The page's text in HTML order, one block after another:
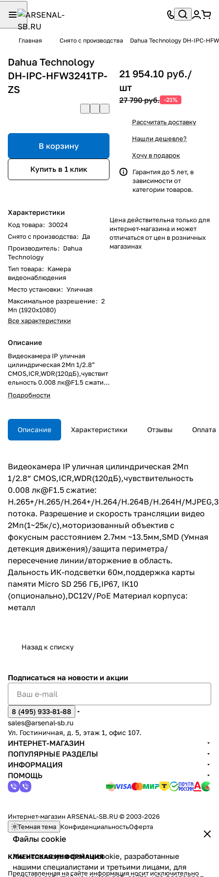
Главная Снято с производства Dahua Technology DH-IPC-
Dahua Technology
DH-IPC-HFW3241TP-
ZS
В корзину
Купить в 1 клик
Характеристики
Код товара: 30024
Снято с производства: Да
Производитель: Dahua
Technology
Тип товара: Камера
видеонаблюдения
Место установки: Уличная
Максимальное разрешение: 2
Мп (1920x1080)
Все характеристики
Описание
Видеокамера IP уличная
цилиндрическая 2Мп 1/2.8”
CMOS,ICR,WDR(120дБ),чувствит
ельность 0.008 лк@F1.5 сжатие:
H.265+/H.265/H.264+/H.264/H.
264B/H.264H/MJPEG,3 потока.
трансляции видео 2Мп(1~25к/
с),моторизованный объектив с
фокусным расстоянием 2.7мм
в область. Дальность ИК-
подсветки 60м,поддержка
карты памяти Micro SD 256
ГБ,IP67, IK10
(опционально),DC12V/PoE
Материал корпуса: металл
Подробности
21 954.10 руб./
шт
27 790 руб. -21%
Рассчитать доставку
Нашли дешевле?
Хочу в подарок
Гарантия до 5 лет, в
зависимости от
категории товаров.
Цена действительна только для
интернет-магазина и может
отличаться от цен в розничных
магазинах
Описание Характеристики Отзывы Оплата
Видеокамера IP уличная цилиндрическая 2Мп
1/2.8” CMOS,ICR,WDR(120дБ),чувствительность
0.008 лк@F1.5 сжатие:
H.265+/H.265/H.264+/H.264/H.264B/H.264H/MJPEG,3
потока. Разрешение и скорость трансляции видео
2Мп(1~25к/с),моторизованный объектив с
фокусным расстоянием 2.7мм ~13.5мм,SMD (Умная
детекция движения)/защита периметра/
пересечение линии/вторжение в область.
Дальность ИК-подсветки 60м,поддержка карты
памяти Micro SD 256 ГБ,IP67, IK10
(опционально),DC12V/PoE Материал корпуса:
металл
Назад к списку
Файлы cookie
Мы используем файлы cookie, разработанные
нашими специалистами и третьими лицами, для
Подписаться на новости и акции
8 (495) 933-81-88
sales@arsenal-sb.ru
Ул. Гостиничная, д. 5, этаж 1, офис 107.
ИНТЕРНЕТ-МАГАЗИН
ПОПУЛЯРНЫЕ РАЗДЕЛЫ
ИНФОРМАЦИЯ
ПОМОЩЬ
Интернет-магазин ARSENAL-SB.RU © 2003-2026
Темная тема КонфиденциальностьОферта
КЛИЕНТСКАЯ ИНФОРМАЦИЯ
Представленная на сайте информация носит исключительно